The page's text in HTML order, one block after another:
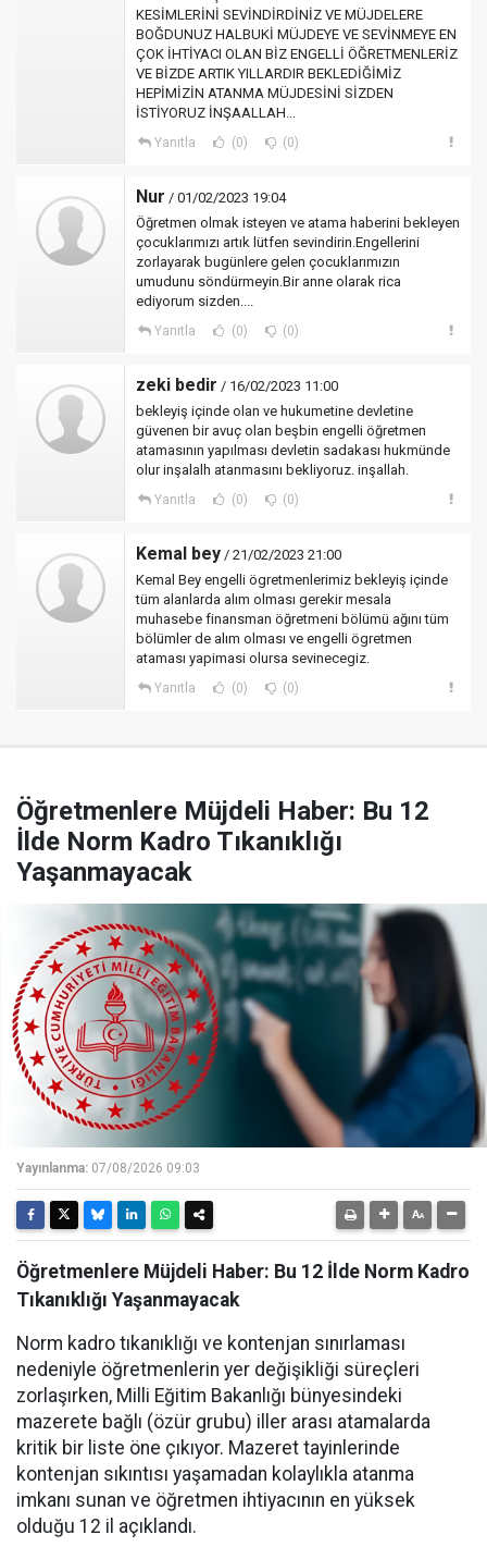
KESİMLERİNİ SEVİNDİRDİNİZ VE MÜJDELERE
BOĞDUNUZ HALBUKİ MÜJDEYE VE SEVİNMEYE EN
ÇOK İHTİYACI OLAN BİZ ENGELLİ ÖĞRETMENLERİZ
VE BİZDE ARTIK YILLARDIR BEKLEDİĞİMİZ
HEPİMİZİN ATANMA MÜJDESİNİ SİZDEN
İSTİYORUZ İNŞAALLAH...
Yanıtla (0) (0)
Nur / 01/02/2023 19:04
Öğretmen olmak isteyen ve atama haberini bekleyen
çocuklarımızı artık lütfen sevindirin.Engellerini
zorlayarak bugünlere gelen çocuklarımızın
umudunu söndürmeyin.Bir anne olarak rica
ediyorum sizden....
Yanıtla (0) (0)
zeki bedir / 16/02/2023 11:00
bekleyiş içinde olan ve hukumetine devletine
güvenen bir avuç olan beşbin engelli öğretmen
atamasının yapılması devletin sadakası hukmünde
olur inşalalh atanmasını bekliyoruz. inşallah.
Yanıtla (0) (0)
Kemal bey / 21/02/2023 21:00
Kemal Bey engelli ögretmenlerimiz bekleyiş içinde
tüm alanlarda alım olması gerekir mesala
muhasebe finansman öğretmeni bölümü ağını tüm
bölümler de alım olması ve engelli ögretmen
ataması yapimasi olursa sevinecegiz.
Yanıtla (0) (0)
Öğretmenlere Müjdeli Haber: Bu 12
İlde Norm Kadro Tıkanıklığı
Yaşanmayacak
Yayınlanma: 07/08/2026 09:03
Öğretmenlere Müjdeli Haber: Bu 12 İlde Norm Kadro
Tıkanıklığı Yaşanmayacak
Norm kadro tıkanıklığı ve kontenjan sınırlaması
nedeniyle öğretmenlerin yer değişikliği süreçleri
zorlaşırken, Milli Eğitim Bakanlığı bünyesindeki
mazerete bağlı (özür grubu) iller arası atamalarda
kritik bir liste öne çıkıyor. Mazeret tayinlerinde
kontenjan sıkıntısı yaşamadan kolaylıkla atanma
imkanı sunan ve öğretmen ihtiyacının en yüksek
olduğu 12 il açıklandı.